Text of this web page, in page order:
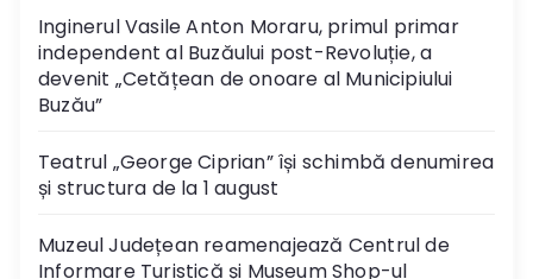
Inginerul Vasile Anton Moraru, primul primar
independent al Buzăului post-Revoluție, a
devenit „Cetățean de onoare al Municipiului
Buzău”
Teatrul „George Ciprian” își schimbă denumirea
și structura de la 1 august
Muzeul Județean reamenajează Centrul de
Informare Turistică și Museum Shop-ul